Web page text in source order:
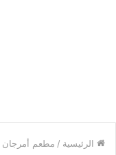
الرئيسية / مطعم